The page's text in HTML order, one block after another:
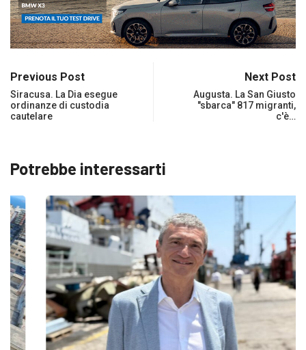
Previous Post
Siracusa. La Dia esegue
ordinanze di custodia
cautelare
Next Post
Augusta. La San Giusto
"sbarca" 817 migranti,
c'è…
Potrebbe interessarti